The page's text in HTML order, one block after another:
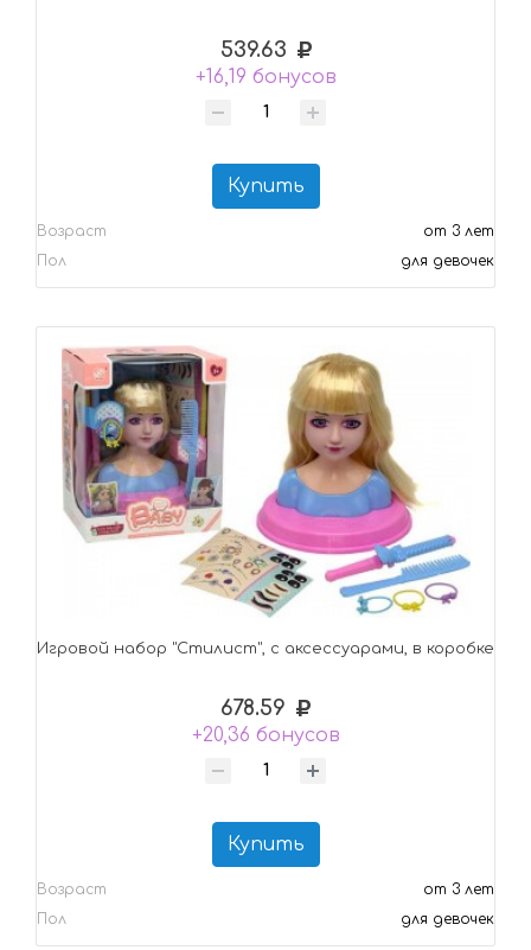
539.63
+16,19 бонусов
Купить
Возраст
от 3 лет
Пол
для девочек
Игровой набор "Стилист", с аксессуарами, в коробке
678.59
+20,36 бонусов
Купить
Возраст
от 3 лет
Пол
для девочек